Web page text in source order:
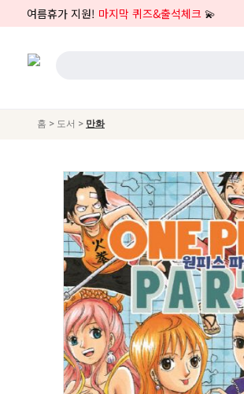
여름휴가 지원! 마지막 퀴즈&출석체크 💫
홈 > 도서 > 만화